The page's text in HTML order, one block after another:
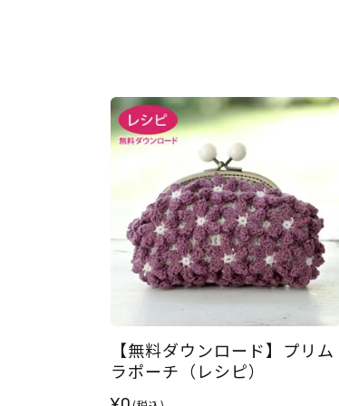
【無料ダウンロード】プリム
ラポーチ（レシピ）